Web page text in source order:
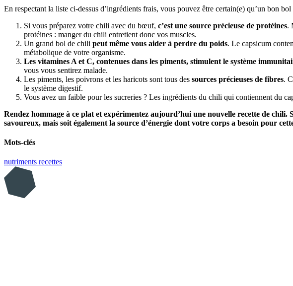
En respectant la liste ci-dessus d’ingrédients frais, vous pouvez être certain(e) qu’un bon
Si vous préparez votre chili avec du bœuf, c’est une source précieuse de protéines.
protéines : manger du chili entretient donc vos muscles.
Un grand bol de chili peut même vous aider à perdre du poids. Le capsicum
métabolique de votre organisme.
Les vitamines A et C, contenues dans les piments, stimulent le système
vous vous sentirez malade.
Les piments, les poivrons et les haricots sont tous des sources précieuses de fibres.
le système digestif.
Vous avez un faible pour les sucreries ? Les ingrédients du chili qui contiennent du
Rendez hommage à ce plat et expérimentez aujourd’hui une nouvelle recette de
savoureux, mais soit également la source d’énergie dont votre corps a besoin pour
Mots-clés
nutriments recettes